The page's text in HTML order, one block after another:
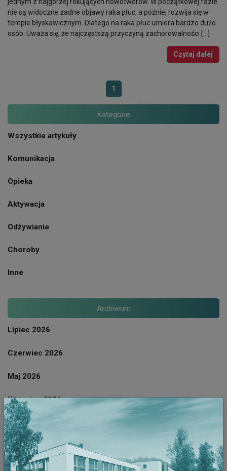
nie są widoczne żadne objawy raka płuc, a później rozwija się w
tempie błyskawicznym. Dlatego na raka płuc umiera bardzo dużo
osób. Uważa się, że najczęstszą przyczyną zachorowalności […]
Czytaj dalej
1
Kategorie
Wszystkie artykuły
Komunikacja
Opieka
Aktywacja
Odżywianie
Choroby
Inne
Archiwum
Lipiec 2026
Czerwiec 2026
Maj 2026
Kwiecien 2026
Marzec 2026
Luty 2026